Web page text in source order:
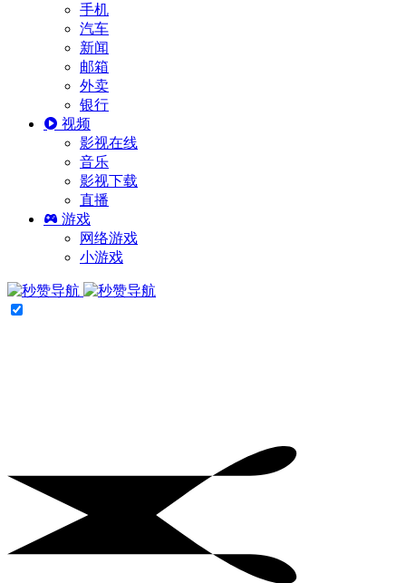
手机
汽车
新闻
邮箱
外卖
银行
视频
影视在线
音乐
影视下载
直播
游戏
网络游戏
小游戏